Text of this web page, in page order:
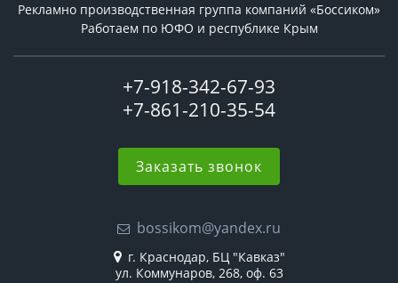
Рекламно производственная группа компаний «Боссиком»
Работаем по ЮФО и республике Крым
+7-918-342-67-93
+7-861-210-35-54
Заказать звонок
bossikom@yandex.ru
г. Краснодар, БЦ "Кавказ"
ул. Коммунаров, 268, оф. 63